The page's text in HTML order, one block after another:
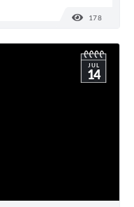
178
JUL
14